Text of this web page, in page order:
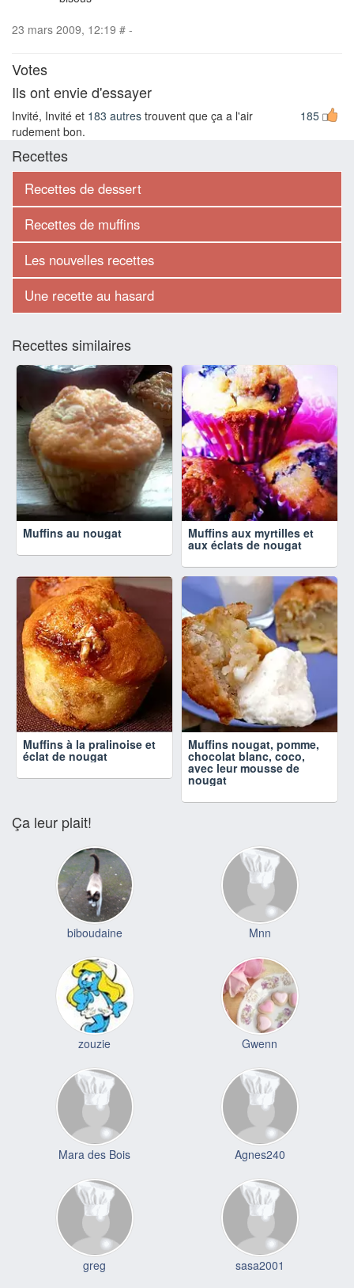
23 mars 2009, 12:19 # -
Votes
Ils ont envie d'essayer
185
Invité, Invité et 183 autres trouvent que ça a l'air
rudement bon.
Recettes
Recettes de dessert
Recettes de muffins
Les nouvelles recettes
Une recette au hasard
Recettes similaires
Muffins au nougat Muffins aux myrtilles et
aux éclats de nougat
Muffins à la pralinoise et
éclat de nougat
Muffins nougat, pomme,
chocolat blanc, coco,
avec leur mousse de
nougat
Ça leur plait!
biboudaine Mnn
zouzie Gwenn
Mara des Bois Agnes240
greg sasa2001